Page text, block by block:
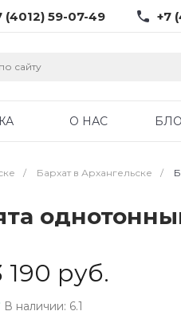
(4012) 59-07-49 +7
О НАС
/ Бархат в Архангельске /
190 руб.
В наличии: 6.1